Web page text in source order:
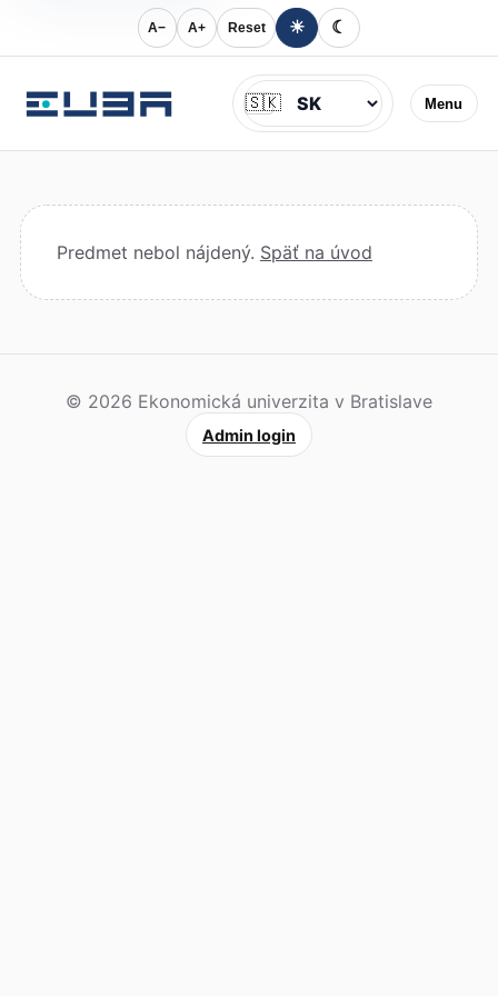
A− A+ Reset ☀ ☾
Menu
Jazyk
🇸🇰
Predmet nebol nájdený. Späť na úvod
© 2026 Ekonomická univerzita v Bratislave
Admin login